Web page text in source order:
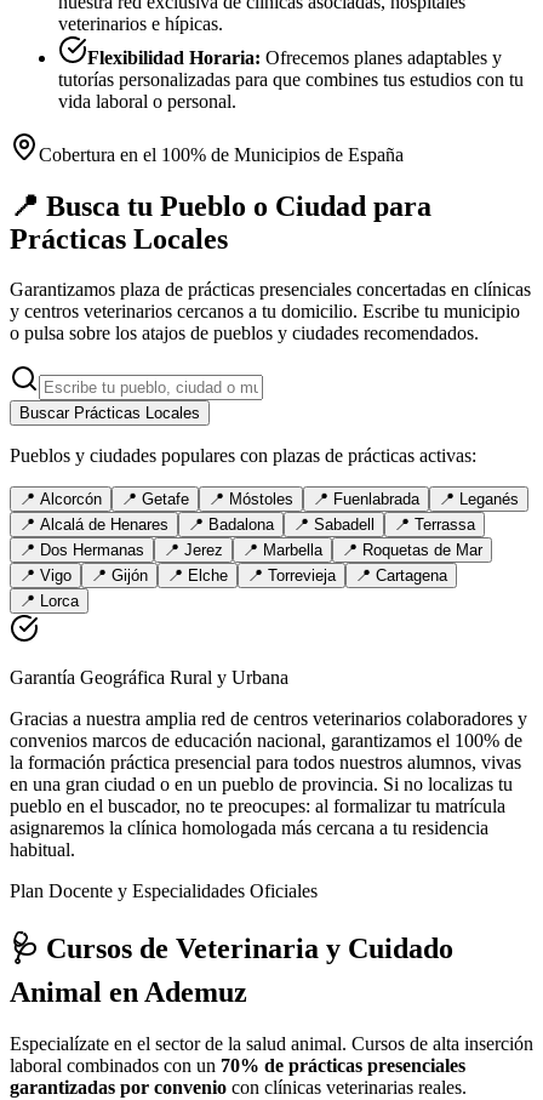
veterinarios e hípicas.
Flexibilidad Horaria: Ofrecemos planes adaptables y
tutorías personalizadas para que combines tus estudios con tu
vida laboral o personal.
Cobertura en el 100% de Municipios de España
📍 Busca tu Pueblo o Ciudad para
Prácticas Locales
Garantizamos plaza de prácticas presenciales concertadas en clínicas
y centros veterinarios cercanos a tu domicilio. Escribe tu municipio
o pulsa sobre los atajos de pueblos y ciudades recomendados.
Buscar Prácticas Locales
Pueblos y ciudades populares con plazas de prácticas activas:
📍 Alcorcón 📍 Getafe 📍 Móstoles 📍 Fuenlabrada 📍 Leganés
📍 Alcalá de Henares 📍 Badalona 📍 Sabadell 📍 Terrassa
📍 Dos Hermanas 📍 Jerez 📍 Marbella 📍 Roquetas de Mar
📍 Vigo 📍 Gijón 📍 Elche 📍 Torrevieja 📍 Cartagena
📍 Lorca
Garantía Geográfica Rural y Urbana
Gracias a nuestra amplia red de centros veterinarios colaboradores y
convenios marcos de educación nacional, garantizamos el 100% de
la formación práctica presencial para todos nuestros alumnos, vivas
en una gran ciudad o en un pueblo de provincia. Si no localizas tu
pueblo en el buscador, no te preocupes: al formalizar tu matrícula
asignaremos la clínica homologada más cercana a tu residencia
habitual.
Plan Docente y Especialidades Oficiales
🩺 Cursos de Veterinaria y Cuidado
Animal en Ademuz
Especialízate en el sector de la salud animal. Cursos de alta inserción
laboral combinados con un 70% de prácticas presenciales
garantizadas por convenio con clínicas veterinarias reales.